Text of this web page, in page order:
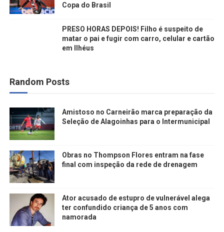
Copa do Brasil
PRESO HORAS DEPOIS! Filho é suspeito de
matar o pai e fugir com carro, celular e cartão
em Ilhéus
Random Posts
Amistoso no Carneirão marca preparação da
Seleção de Alagoinhas para o Intermunicipal
Obras no Thompson Flores entram na fase
final com inspeção da rede de drenagem
Ator acusado de estupro de vulnerável alega
ter confundido criança de 5 anos com
namorada